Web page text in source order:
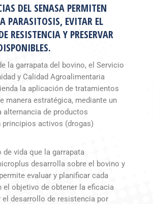
DEL SENASA PERMITEN
PARASITOSIS, EVITAR EL
RESISTENCIA Y PRESERVAR
la garrapata del bovino, el Servicio
y Calidad Agroalimentaria
la aplicación de tratamientos
manera estratégica, mediante un
alternancia de productos
activos (drogas)
vida que la garrapata
desarrolla sobre el bovino y
evaluar y planificar cada
el objetivo de obtener la eficacia
el desarrollo de resistencia por